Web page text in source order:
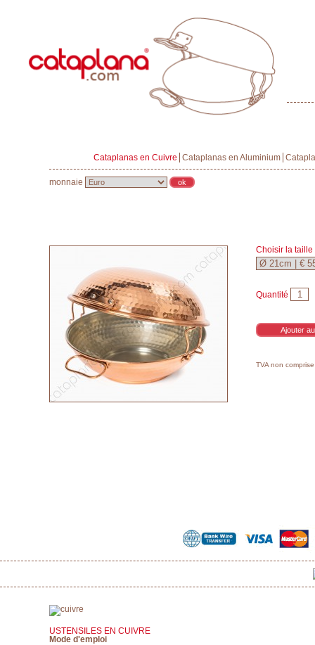
Cataplanas en Cuivre Cataplanas en Aluminium
monnaie
Choisir la taille
Quantité
TVA non
USTENSILES EN CUIVRE
Mode d'emploi